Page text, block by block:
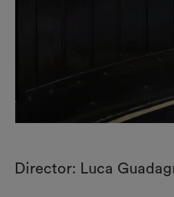
Director: Luca